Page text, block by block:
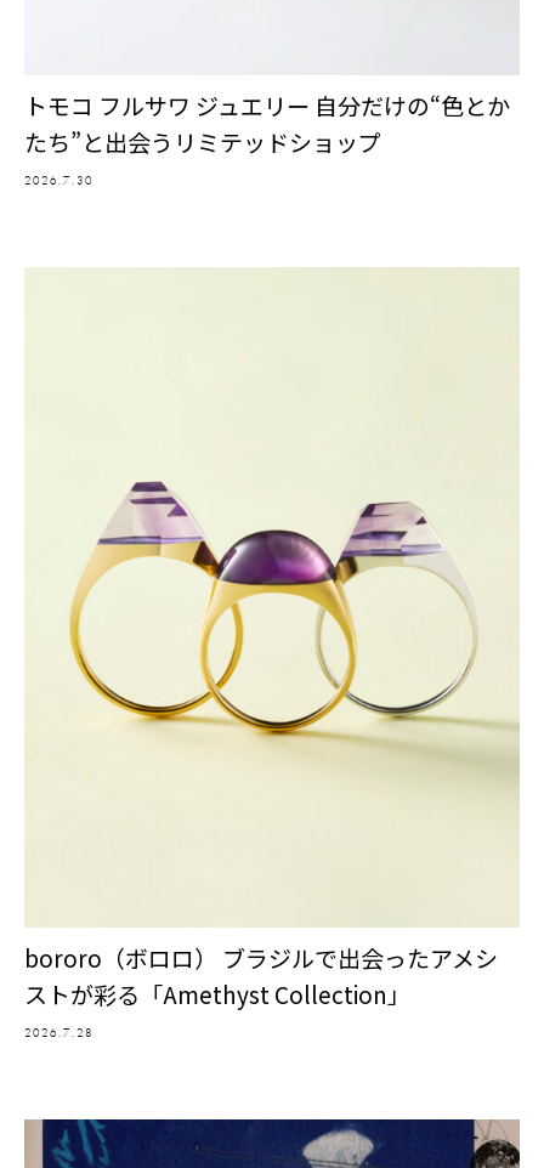
トモコ フルサワ ジュエリー 自分だけの“色とか
たち”と出会うリミテッドショップ
2026.7.30
bororo（ボロロ） ブラジルで出会ったアメシ
ストが彩る「Amethyst Collection」
2026.7.28